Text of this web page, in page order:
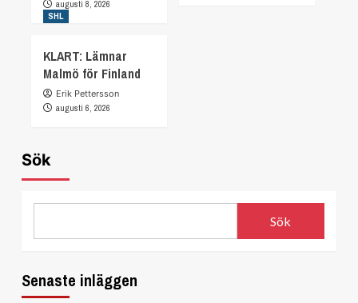
augusti 8, 2026
SHL
KLART: Lämnar
Malmö för Finland
Erik Pettersson
augusti 6, 2026
Sök
Sök
Senaste inläggen